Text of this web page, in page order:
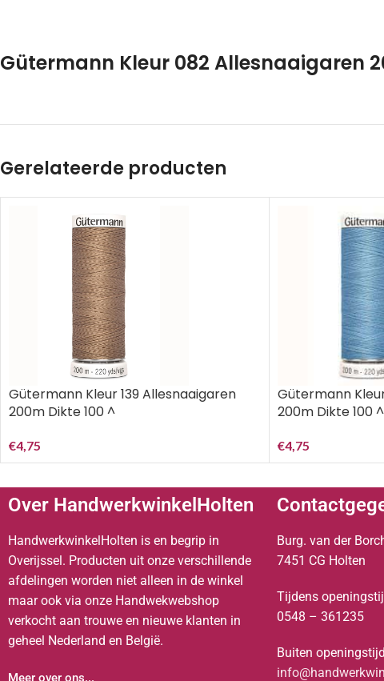
Gütermann Kleur 082 Allesnaaigaren
Gerelateerde producten
Gütermann Kleur 139 Allesnaaigaren
200m Dikte 100 ^
€4,75
Gütermann
200m Dikte 100 ^
€4,75
Over HandwerkwinkelHolten
HandwerkwinkelHolten is en begrip in
Overijssel. Producten uit onze verschillende
afdelingen worden niet alleen in de winkel
maar ook via onze Handwekwebshop
verkocht aan trouwe en nieuwe klanten in
geheel Nederland en België.
Meer over ons...
Burg. van der
7451 CG Holten
Tijdens
0548 – 361235
Buiten